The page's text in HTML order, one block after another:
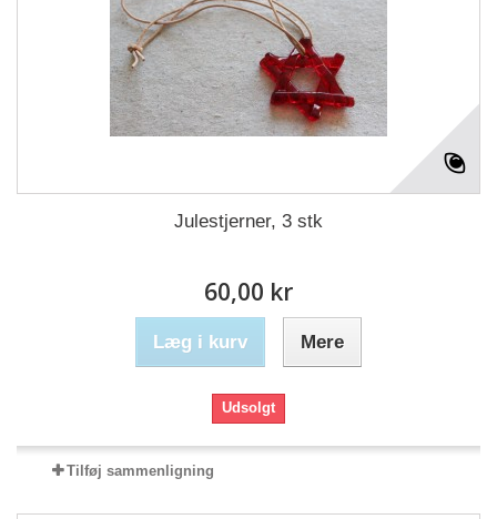
Julestjerner, 3 stk
60,00 kr
Læg i kurv Mere
Udsolgt
Tilføj sammenligning